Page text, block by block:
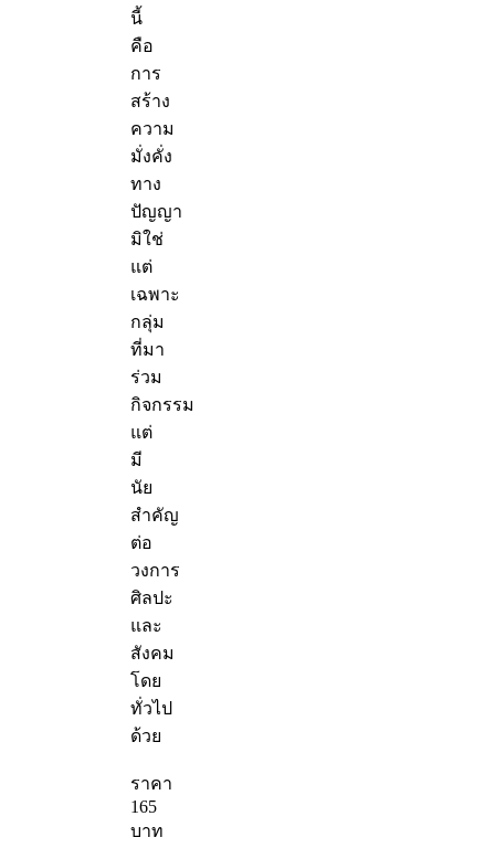
นี้
คือ
การ
สร้าง
ความ
มั่งคั่ง
ทาง
ปัญญา
มิใช่
แต่
เฉพาะ
กลุ่ม
ที่มา
ร่วม
กิจกรรม
แต่
มี
นัย
สำคัญ
ต่อ
วงการ
ศิลปะ
และ
สังคม
โดย
ทั่วไป
ด้วย
ราคา
165
บาท